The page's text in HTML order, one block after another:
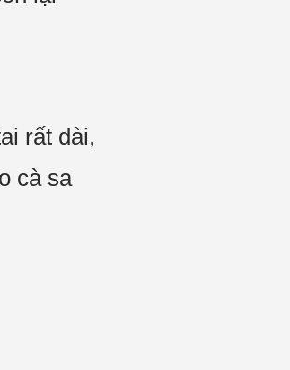
rất dài,
cà sa